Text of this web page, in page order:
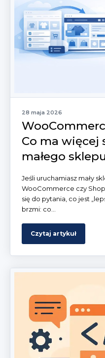
28 maja 2026
Co ma więcej
małego
Jeśli uruchamiasz mały
WooCommerce czy
się do pytania, co jest
brzmi: co...
Czytaj artykuł